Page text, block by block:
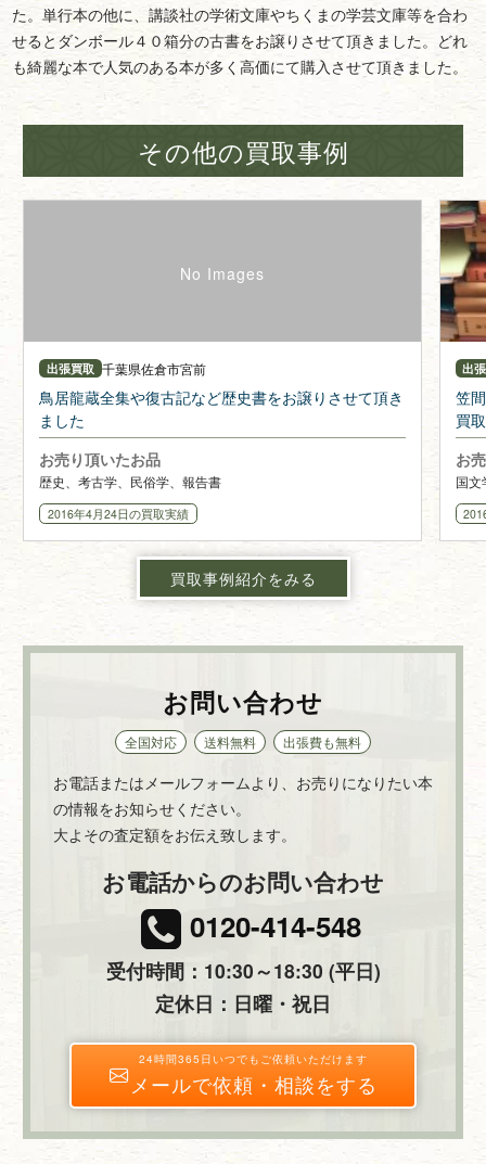
た。単行本の他に、講談社の学術文庫やちくまの学芸文庫等を合わ
せるとダンボール４０箱分の古書をお譲りさせて頂きました。どれ
も綺麗な本で人気のある本が多く高価にて購入させて頂きました。
その他の買取事例
出張買取 千葉県佐倉市宮前
鳥居龍蔵全集や復古記など歴史書をお譲りさせて頂き
ました
お売り頂いたお品
歴史、考古学、民俗学、報告書
2016年4月24日の買取実績
出
笠
買取
お
国文
買取事例紹介をみる
お問い合わせ
全国対応 送料無料 出張費も無料
お電話またはメールフォームより、お売りになりたい本
の情報をお知らせください。
大よその査定額をお伝え致します。
お電話からのお問い合わせ
0120-414-548
受付時間：10:30～18:30 (平日)
定休日：日曜・祝日
24時間365日いつでもご依頼いただけます
メールで依頼・相談をする